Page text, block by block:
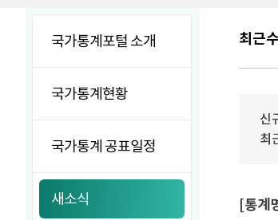
국가통계포털 소개
국가통계현황
국가통계 공표일정
새소식
최근
신
최
[통계